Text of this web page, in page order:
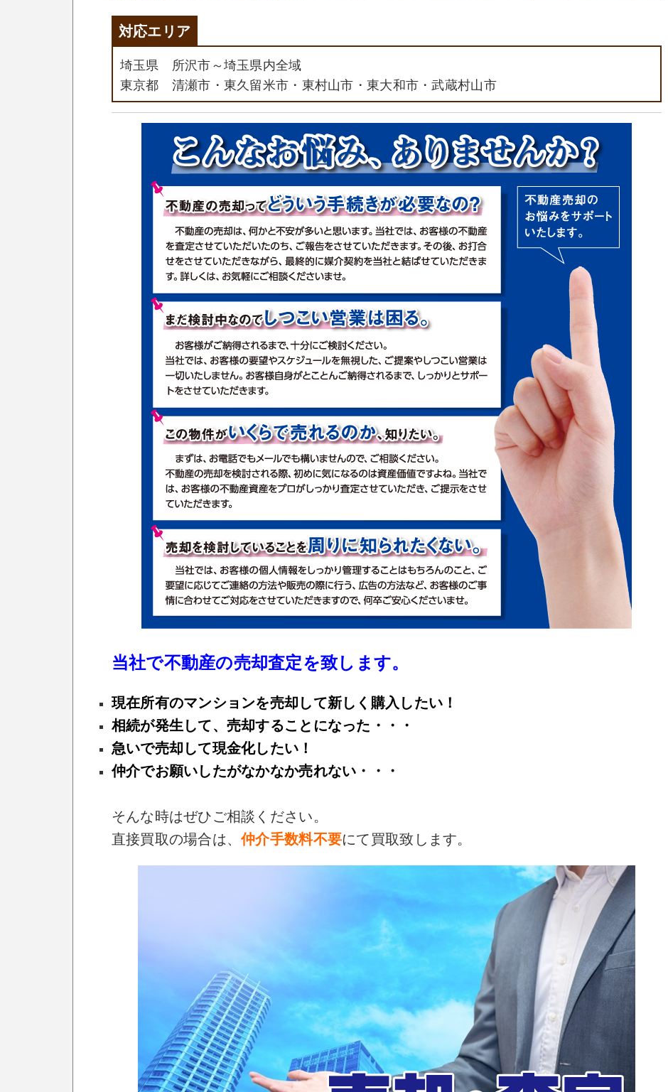
対応エリア
埼玉県 所沢市～埼玉県内全域
東京都 清瀬市・東久留米市・東村山市・東大和市・武蔵村山市
当社で不動産の売却査定を致します。
現在所有のマンションを売却して新しく購入したい！
相続が発生して、売却することになった・・・
急いで売却して現金化したい！
仲介でお願いしたがなかなか売れない・・・
そんな時はぜひご相談ください。
直接買取の場合は、仲介手数料不要にて買取致します。